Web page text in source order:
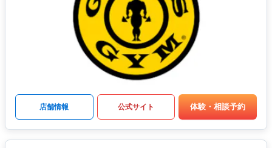
店舗情報 公式サイト 体験・相談予約